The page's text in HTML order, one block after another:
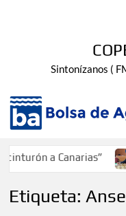
Sintonízanos (
a Canarias”
Etiqueta: